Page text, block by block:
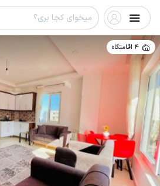
4 اقامتگاه